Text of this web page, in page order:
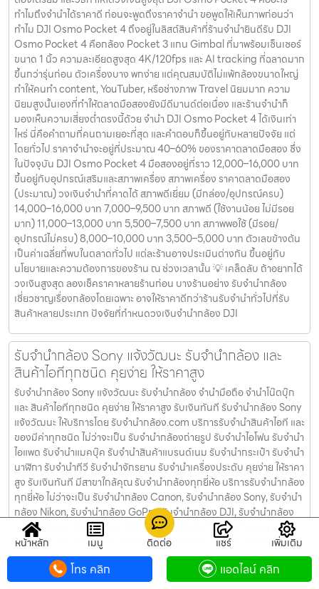
ทำไมถึงจำนำได้ราคาดี ก่อนจะพูดถึงราคาจำนำ ขอพูดให้เห็นภาพก่อนว่า
ทำไม DJI Osmo Pocket 4 ถึงอยู่ในลิสต์สินค้าที่ร้านจำนำยินดีรับ DJI
Osmo Pocket 4 คือกล้อง Pocket 3 แกน Gimbal ที่มาพร้อมเซ็นเซอร์
ขนาด 1 นิ้ว ความละเอียดสูงสุด 4K/120fps และ AI tracking ที่ฉลาดมาก
ขึ้นกว่ารุ่นก่อน ตัวเครื่องบาง พกง่าย แต่คุณสมบัติไม่แพ้กล้องขนาดใหญ่
ทำให้คนทำ content, YouTuber, หรือช่างภาพ Travel นิยมมาก ความ
นิยมสูงนั้นเองที่ทำให้ตลาดมือสองยังมีดีมานด์ต่อเนื่อง และร้านจำนำก็
มองเห็นความเสี่ยงต่ำตรงนี้ด้วย จำนำ DJI Osmo Pocket 4 ได้เงินเท่า
ไหร่ นี่คือคำถามที่คนถามเยอะที่สุด และคำตอบก็ขึ้นอยู่กับหลายปัจจัย แต่
โดยทั่วไป ราคาจำนำจะอยู่ที่ประมาณ 40–60% ของราคาตลาดมือสอง ซึ่ง
ในปัจจุบัน DJI Osmo Pocket 4 มือสองอยู่ที่ราว 12,000–16,000 บาท
ขึ้นอยู่กับอุปกรณ์เสริมและสภาพเครื่อง สภาพเครื่อง ราคาตลาดมือสอง
(ประมาณ) วงเงินจำนำที่คาดได้ สภาพดีเยี่ยม (มีกล่อง/อุปกรณ์ครบ)
14,000–16,000 บาท 7,000–9,500 บาท สภาพดี (ใช้งานน้อย ไม่มีรอย
มาก) 11,000–13,000 บาท 5,500–7,500 บาท สภาพพอใช้ (มีรอย/
อุปกรณ์ไม่ครบ) 8,000–10,000 บาท 3,500–5,000 บาท ตัวเลขข้างต้น
เป็นค่าเฉลี่ยที่พบในตลาดทั่วไป แต่ละร้านอาจประเมินต่างกัน ขึ้นอยู่กับ
นโยบายและความต้องการของร้าน ณ ช่วงเวลานั้น 💡 เคล็ดลับ ถ้าอยากได้
วงเงินสูงสุด ลองเช็คราคาหลายร้านก่อน บางร้านอย่าง รับจำนำกล้อง
เชี่ยวชาญเรื่องกล้องโดยเฉพาะ อาจให้ราคาดีกว่าร้านรับจำนำทั่วไปที่รับ
สินค้าหลายประเภท ปัจจัยที่กำหนดวงเงินจำนำกล้อง DJI
รับจำนำกล้อง Sony แจ้งวัฒนะ รับจํานํากล้อง และ
สินค้าไอทีทุกชนิด คุยง่าย ให้ราคาสูง
รับจำนำกล้อง Sony แจ้งวัฒนะ รับจํานํากล้อง จำนำมือถือ จำนำโน๊ตบุ๊ก
และ สินค้าไอทีทุกชนิด คุยง่าย ให้ราคาสูง รับเงินทันที รับจำนำกล้อง Sony
แจ้งวัฒนะ ให้บริการโดย รับจํานํากล้อง.com บริการรับจํานําสินค้าไอที และ
ของมีค่าทุกชนิด ไม่ว่าจะเป็น รับจํานํากล้องถ่ายรูป รับจํานําไอโฟน รับจํานํา
ไอแพด รับจํานําแมคบุ๊ค รับจํานําสินค้าแบรนด์เนม รับจํานํากระเป๋า รับจํานํา
นาฬิกา รับจํานําทีวี รับจํานําจักรยาน รับจํานําเครื่องประดับ คุยง่าย ให้ราคา
สูง รับเงินทันที มีสาขาใกล้คุณ รับจำนำกล้องทุกยี่ห้อ บริการรับจำนำกล้อง
ทุกยี่ห้อ ไม่ว่าจะเป็น รับจำนำกล้อง Canon, รับจำนำกล้อง Sony, รับจำนำ
กล้อง Nikon, รับจำนำกล้อง GoPro, รับจำนำกล้อง DJI, รับจำนำกล้อง
Insta360 และ อื่นๆ คุยง่าย ให้ราคาสูง รับเงินทันที รับจำนำของมาค่าทุก
ชนิด บริการรับจำนำของมาค่าทุกชนิด ไม่ว่าจะเป็น รับจํานํากล้องถ่ายรูป
รับจํานําไอโฟน รับจํานําไอแพด รับจํานําแมคบุ๊ค รับจํานําสินค้าแบรนด์เนม
รับจํานํากระเป๋า รับจํานํานาฬิกา รับจํานําทีวี รับจํานําจักรยาน รับจํานํา
หน้าหลัก เมนู ติดต่อ แชร์ เพิ่มเติม
โทร คลิก แอดไลน์ คลิก